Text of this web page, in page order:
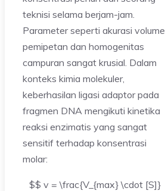
teknisi selama berjam-jam.
Parameter seperti akurasi volume
pemipetan dan homogenitas
campuran sangat krusial. Dalam
konteks kimia molekuler,
keberhasilan ligasi adaptor pada
fragmen DNA mengikuti kinetika
reaksi enzimatis yang sangat
sensitif terhadap konsentrasi
molar:
$$ v = \frac{V_{max} \cdot [S]}